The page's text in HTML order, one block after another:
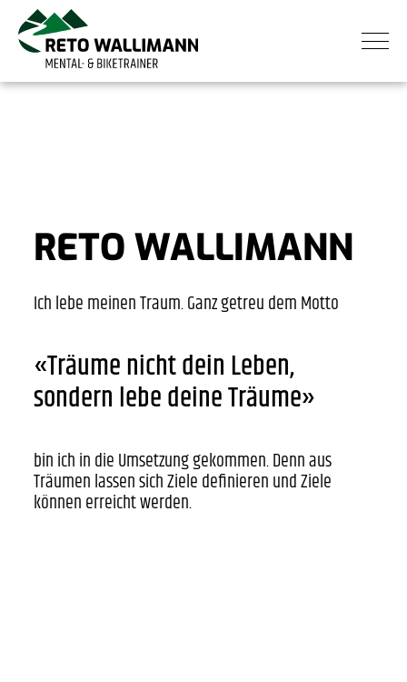
RETO WALLIMANN
Ich lebe meinen Traum. Ganz getreu dem Motto
«Träume nicht dein Leben,
sondern lebe deine Träume»
bin ich in die Umsetzung gekommen. Denn aus
Träumen lassen sich Ziele definieren und Ziele
können erreicht werden.